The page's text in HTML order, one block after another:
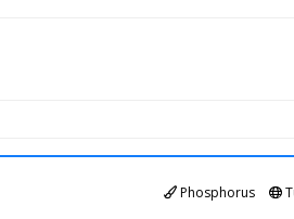
Phosphorus